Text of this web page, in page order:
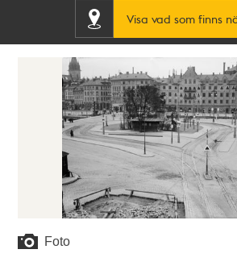
Visa vad som finns
Foto